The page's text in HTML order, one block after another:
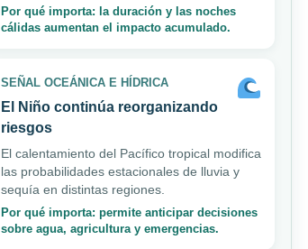
Por qué importa: la duración y las noches
cálidas aumentan el impacto acumulado.
SEÑAL OCEÁNICA E HÍDRICA
El Niño continúa reorganizando
riesgos
El calentamiento del Pacífico tropical modifica
las probabilidades estacionales de lluvia y
sequía en distintas regiones.
Por qué importa: permite anticipar decisiones
sobre agua, agricultura y emergencias.